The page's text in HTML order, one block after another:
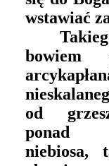
wstawiać
bowiem
od
ponad
niebiosa,